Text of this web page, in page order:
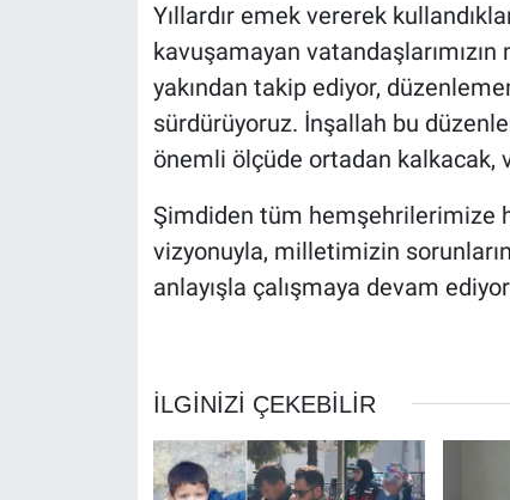
Yıllardır emek vererek
kavuşamayan
yakından takip ediyor,
sürdürüyoruz. İnşallah bu
önemli ölçüde ortadan kalkacak,
Şimdiden tüm hemşehrilerimize
vizyonuyla, milletimizin
anlayışla çalışmaya devam